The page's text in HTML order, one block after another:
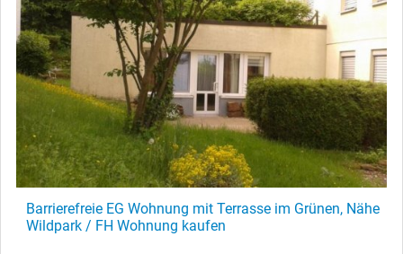
Barrierefreie EG Wohnung mit Terrasse im Grünen, Nähe
Wildpark / FH Wohnung kaufen